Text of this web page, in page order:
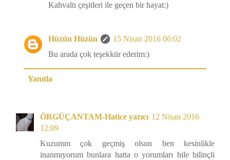
Kahvaltı çeşitleri ile geçen bir hayat:)
Hüzün Hüzün
15 Nisan 2016 06:02
Bu arada çok teşekkür ederim:)
Yanıtla
ÖRGÜÇANTAM-Hatice yazıcı 12 Nisan 2016
12:09
Kuzumm çok geçmiş olsun ben kesinlikle
inanmıyorum bunlara hatta o yorumları bile bilinçli